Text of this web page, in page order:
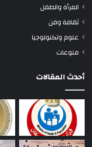
المرأة والطفل
ثقافة وفن
علوم وتكنولوجيا
منوعات
أحدث المقالات